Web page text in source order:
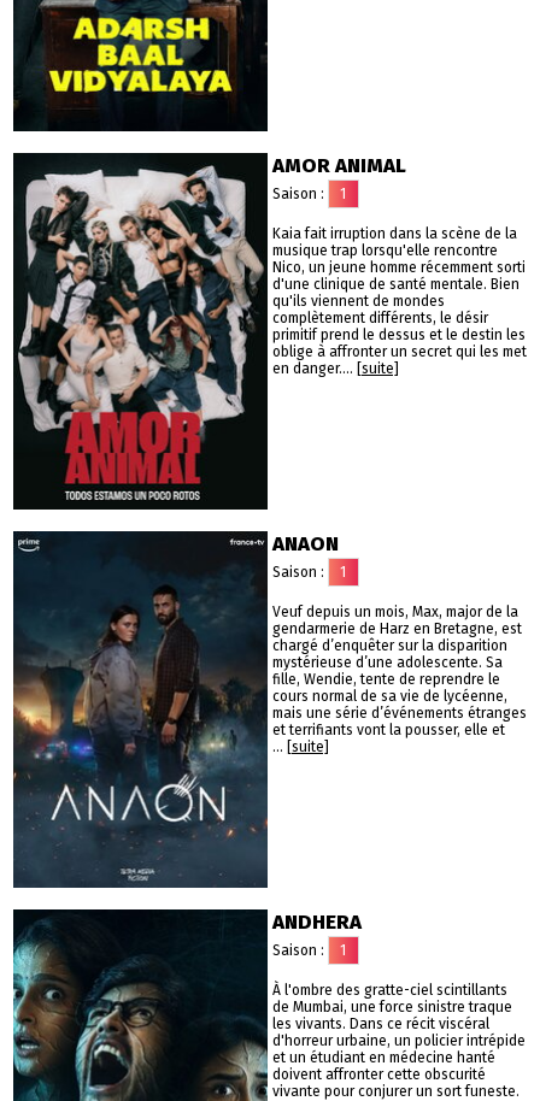
AMOR ANIMAL
Saison : 1
Kaia fait irruption dans la scène de la
musique trap lorsqu'elle rencontre
Nico, un jeune homme récemment sorti
d'une clinique de santé mentale. Bien
qu'ils viennent de mondes
complètement différents, le désir
primitif prend le dessus et le destin les
oblige à affronter un secret qui les met
en danger.... [suite]
ANAON
Saison : 1
Veuf depuis un mois, Max, major de la
gendarmerie de Harz en Bretagne, est
chargé d’enquêter sur la disparition
mystérieuse d’une adolescente. Sa
fille, Wendie, tente de reprendre le
cours normal de sa vie de lycéenne,
mais une série d’événements étranges
et terrifiants vont la pousser, elle et
... [suite]
ANDHERA
Saison : 1
À l'ombre des gratte-ciel scintillants
de Mumbai, une force sinistre traque
les vivants. Dans ce récit viscéral
d'horreur urbaine, un policier intrépide
et un étudiant en médecine hanté
doivent affronter cette obscurité
vivante pour conjurer un sort funeste.